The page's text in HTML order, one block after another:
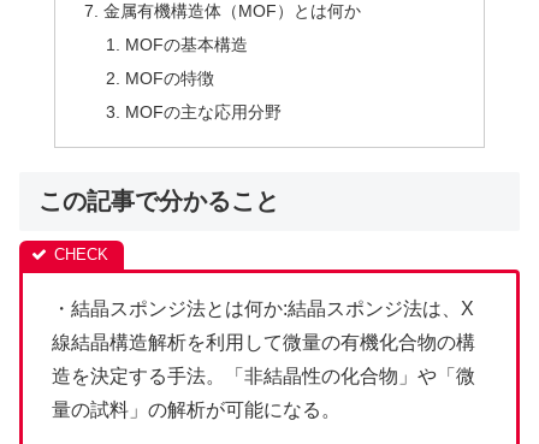
金属有機構造体（MOF）とは何か
MOFの基本構造
MOFの特徴
MOFの主な応用分野
この記事で分かること
・結晶スポンジ法とは何か:結晶スポンジ法は、X
線結晶構造解析を利用して微量の有機化合物の構
造を決定する手法。「非結晶性の化合物」や「微
量の試料」の解析が可能になる。